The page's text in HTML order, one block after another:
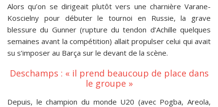
Alors qu’on se dirigeait plutôt vers une charnière Varane-
Koscielny pour débuter le tournoi en Russie, la grave
blessure du Gunner (rupture du tendon d’Achille quelques
semaines avant la compétition) allait propulser celui qui avait
su s’imposer au Barça sur le devant de la scène.
Deschamps : « il prend beaucoup de place dans
le groupe »
Depuis, le champion du monde U20 (avec Pogba, Areola,